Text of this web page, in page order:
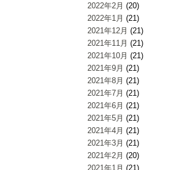
2022年2月 (20)
2022年1月 (21)
2021年12月 (21)
2021年11月 (21)
2021年10月 (21)
2021年9月 (21)
2021年8月 (21)
2021年7月 (21)
2021年6月 (21)
2021年5月 (21)
2021年4月 (21)
2021年3月 (21)
2021年2月 (20)
2021年1月 (21)